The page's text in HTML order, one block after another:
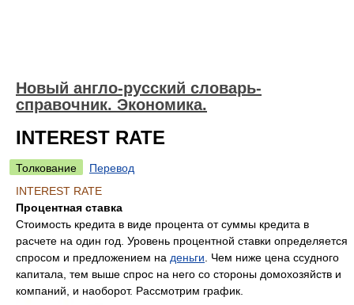
Новый англо-русский словарь-
справочник. Экономика.
INTEREST RATE
Толкование
Перевод
INTEREST RATE
Процентная ставка
Стоимость кредита в виде процента от суммы кредита в
расчете на один год. Уровень процентной ставки определяется
спросом и предложением на деньги . Чем ниже цена ссудного
капитала, тем выше спрос на него со стороны домохозяйств и
компаний, и наоборот. Рассмотрим график.